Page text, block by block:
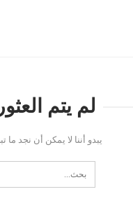
لم يتم
يبدو أننا لا يمكن أن نجد